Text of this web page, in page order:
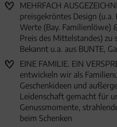
MEHRFACH
preisgekröntes Design
Werte (Bay. Familienlöwe)
Preis des Mittelstandes) zu
Bekannt u.a. aus BUNTE,
EINE FAMILIE. EIN
entwickeln wir als
Geschenkideen und
Leidenschaft gemacht für
Genussmomente,
beim Schenken